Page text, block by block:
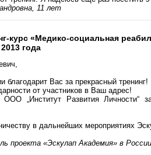
11 лет
курс «Медико-социальная
года
Вас за прекрасный тренинг!
от участников в Ваш адрес!
ООО „Институт Развития Личности“
в дальнейших мероприятиях
проекта «Эскулап Академия» в